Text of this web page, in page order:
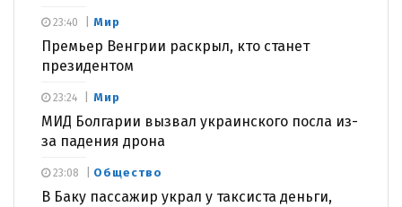
Мир
Премьер Венгрии раскрыл, кто станет
президентом
23:40
Мир
МИД Болгарии вызвал украинского посла из-
за падения дрона
23:24
Общество
В Баку пассажир украл у таксиста деньги,
23:08